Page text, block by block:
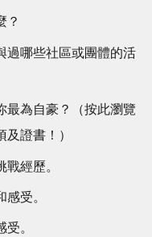
？
過哪些社區或團體的活
最為自豪？（按此瀏覽
證書！）
經歷。
受。
。